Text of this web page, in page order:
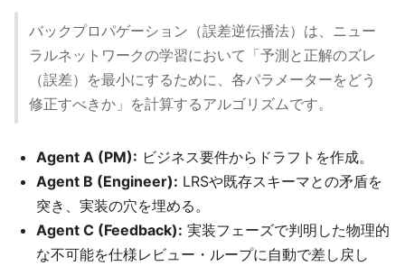
バックプロパゲーション（誤差逆伝播法）は、ニュー
ラルネットワークの学習において「予測と正解のズレ
（誤差）を最小にするために、各パラメーターをどう
修正すべきか」を計算するアルゴリズムです。
Agent A (PM): ビジネス要件からドラフトを作成。
Agent B (Engineer): LRSや既存スキーマとの矛盾を
突き、実装の穴を埋める。
Agent C (Feedback): 実装フェーズで判明した物理的
な不可能を仕様レビュー・ループに自動で差し戻し